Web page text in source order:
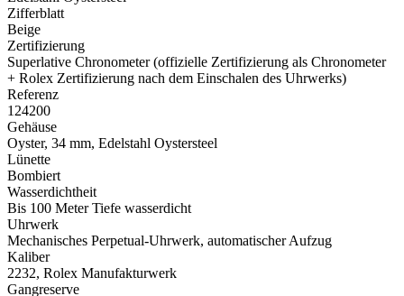
Zifferblatt
Beige
Zertifizierung
Superlative Chronometer (offizielle Zertifizierung als Chronometer
+ Rolex Zertifizierung nach dem Einschalen des Uhrwerks)
Referenz
124200
Gehäuse
Oyster, 34 mm, Edelstahl Oystersteel
Lünette
Bombiert
Wasserdichtheit
Bis 100 Meter Tiefe wasserdicht
Uhrwerk
Mechanisches Perpetual-Uhrwerk, automatischer Aufzug
Kaliber
2232, Rolex Manufakturwerk
Gangreserve